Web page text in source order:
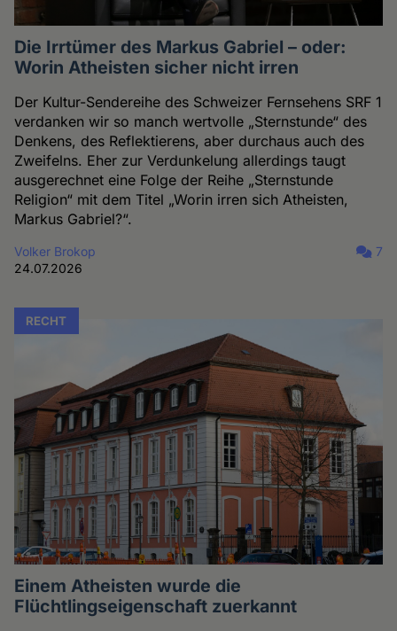
Die Irrtümer des Markus Gabriel – oder:
Worin Atheisten sicher nicht irren
Der Kultur-Sendereihe des Schweizer Fernsehens SRF 1
verdanken wir so manch wertvolle „Sternstunde“ des
Denkens, des Reflektierens, aber durchaus auch des
Zweifelns. Eher zur Verdunkelung allerdings taugt
ausgerechnet eine Folge der Reihe „Sternstunde
Religion“ mit dem Titel „Worin irren sich Atheisten,
Markus Gabriel?“.
Volker Brokop
24.07.2026
7
RECHT
Einem Atheisten wurde die
Flüchtlingseigenschaft zuerkannt